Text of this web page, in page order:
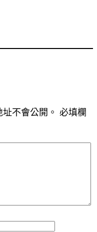
不會公開。 必填欄